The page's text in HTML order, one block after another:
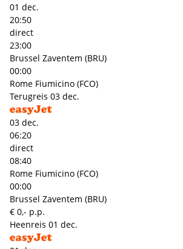
01 dec.
20:50
direct
23:00
Brussel Zaventem (BRU)
00:00
Rome Fiumicino (FCO)
Terugreis 03 dec.
03 dec.
06:20
direct
08:40
Rome Fiumicino (FCO)
00:00
Brussel Zaventem (BRU)
€ 0,- p.p.
Heenreis 01 dec.